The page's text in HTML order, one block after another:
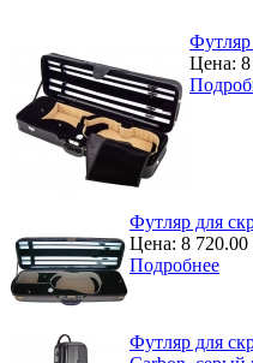
Цена:
Футляр для
Цена: 8 720.00
Подробнее
Футляр для